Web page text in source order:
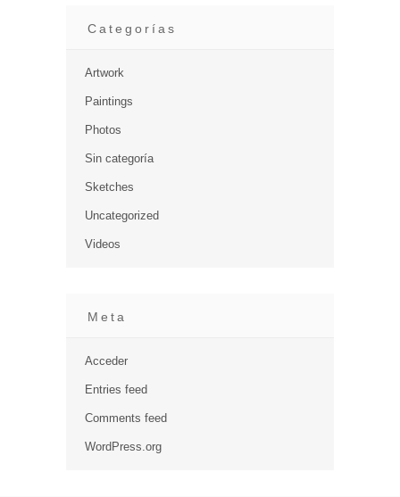
Categorías
Artwork
Paintings
Photos
Sin categoría
Sketches
Uncategorized
Videos
Meta
Acceder
Entries feed
Comments feed
WordPress.org